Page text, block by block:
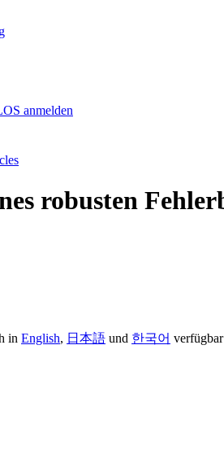
anmelden
robusten
in English, 日本語 und 한국어 verfügbar